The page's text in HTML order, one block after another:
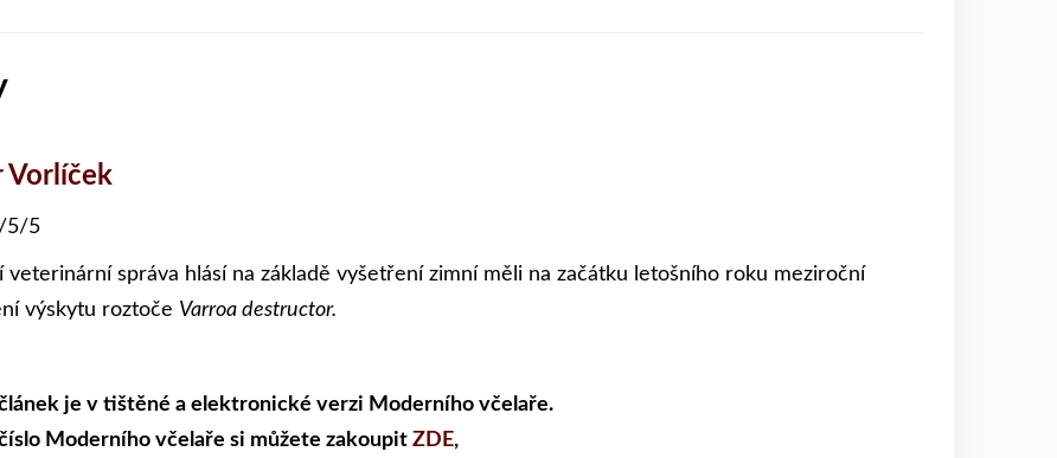
Vorlíček
5/5
veterinární správa hlásí na základě vyšetření zimní měli na začátku letošního roku meziroční
výskytu roztoče Varroa destructor.
je v tištěné a elektronické verzi Moderního včelaře.
Moderního včelaře si můžete zakoupit ZDE,